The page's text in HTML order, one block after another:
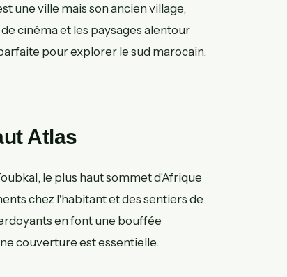
une ville mais son ancien village,
cinéma et les paysages alentour
pour explorer le sud marocain.
Atlas
le plus haut sommet d'Afrique
chez l'habitant et des sentiers de
en font une bouffée
couverture est essentielle.